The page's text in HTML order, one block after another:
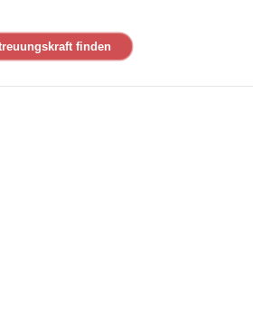
finden